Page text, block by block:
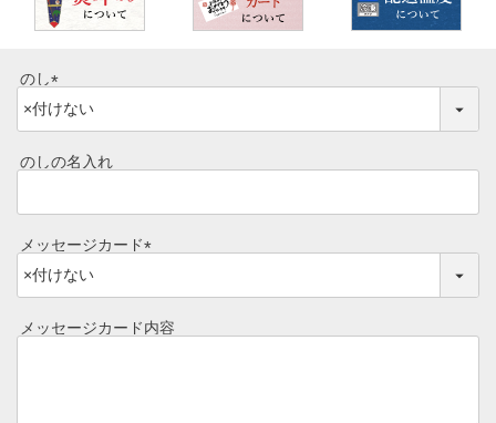
ご予算から選ぶ
レトルトカレー
目録ギフト
商品券
のし
(
必
須
のしの名入れ
メッセージカード
必
須
メッセージカード内容